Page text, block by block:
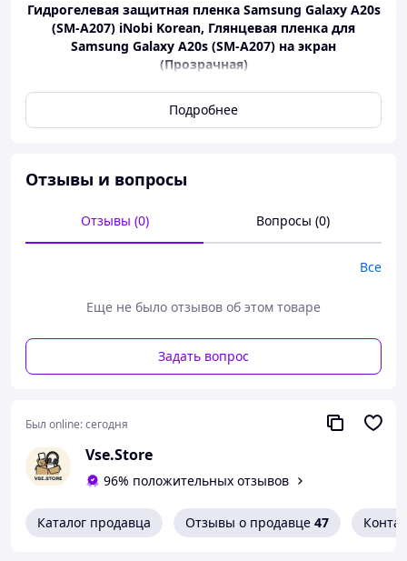
Гидрогелевая защитная пленка Samsung Galaxy A20s
(SM-A207) iNobi Korean, Глянцевая пленка для
Samsung Galaxy A20s (SM-A207) на экран
(Прозрачная)
Защитная пленка (глянцевая)
решение для тех, кто хочет надежно защитить
Galaxy A20s (SM-A207)
изготовлена из оригинального
Подробнее
Отзывы и вопросы
Отзывы (0) Вопросы (0)
Все
Еще не было отзывов об этом товаре
Задать вопрос
Был online:сегодня
Vse.Store
96% положительных отзывов
Каталог продавца Отзывы о продавце 47